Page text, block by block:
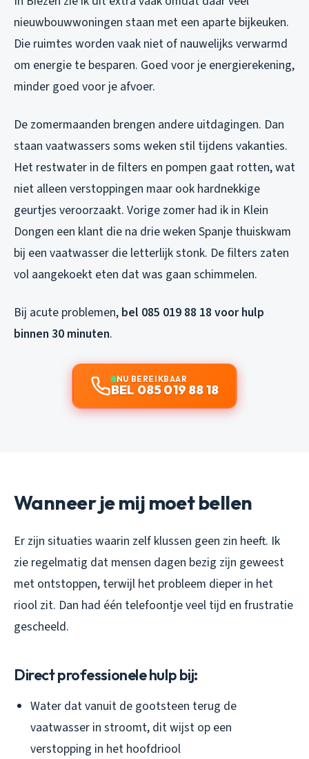
nieuwbouwwoningen staan met een aparte bijkeuken.
Die ruimtes worden vaak niet of nauwelijks verwarmd
om energie te besparen. Goed voor je energierekening,
minder goed voor je afvoer.
De zomermaanden brengen andere uitdagingen. Dan
staan vaatwassers soms weken stil tijdens vakanties.
Het restwater in de filters en pompen gaat rotten, wat
niet alleen verstoppingen maar ook hardnekkige
geurtjes veroorzaakt. Vorige zomer had ik in Klein
Dongen een klant die na drie weken Spanje thuiskwam
bij een vaatwasser die letterlijk stonk. De filters zaten
vol aangekoekt eten dat was gaan schimmelen.
Bij acute problemen, bel 085 019 88 18 voor hulp
binnen 30 minuten.
NU BEREIKBAAR
BEL 085 019 88 18
Wanneer je mij moet bellen
Er zijn situaties waarin zelf klussen geen zin heeft. Ik
zie regelmatig dat mensen dagen bezig zijn geweest
met ontstoppen, terwijl het probleem dieper in het
riool zit. Dan had één telefoontje veel tijd en frustratie
gescheeld.
Direct professionele hulp bij:
Water dat vanuit de gootsteen terug de
vaatwasser in stroomt, dit wijst op een
verstopping in het hoofdriool